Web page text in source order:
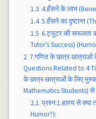
1.3 4.हँसने के लाभ
1.4 5.हँसने का दृष्टान्त
1.5 6.ट्यूटर की सफलता
Tutor’s Success)
2 7.गणित के छात्र-छात्राओं
Questions Related to 4
के छात्र-छात्राओं के लिए
Mathematics Students)
2.1 प्रश्न:1.हास्य से क्या
Humor?):